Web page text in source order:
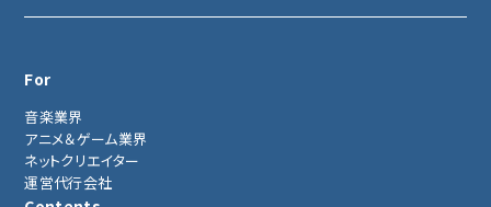
For
音楽業界
アニメ＆ゲーム業界
ネットクリエイター
運営代行会社